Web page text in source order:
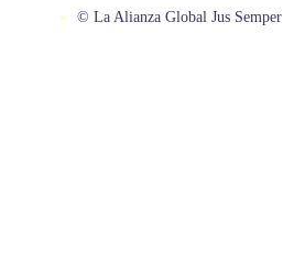
© La Alianza Global Jus Semper